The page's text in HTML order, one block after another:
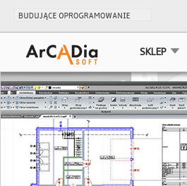
SKLEP